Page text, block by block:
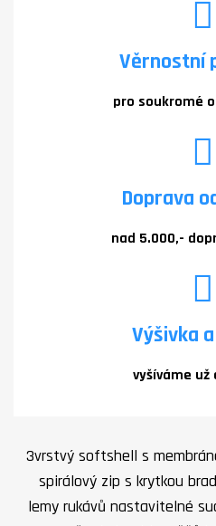
Věrnostní
pro soukromé
Doprava
nad 5.000,-
Výšivka
vyšíváme už
3vrstvý softshell s
spirálový zip s krytkou
lemy rukávů nastavitelné